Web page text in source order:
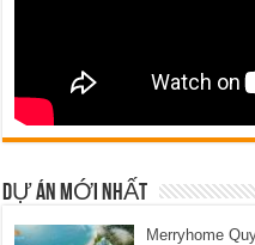
DỰ ÁN MỚI NHẤT
Merryhome